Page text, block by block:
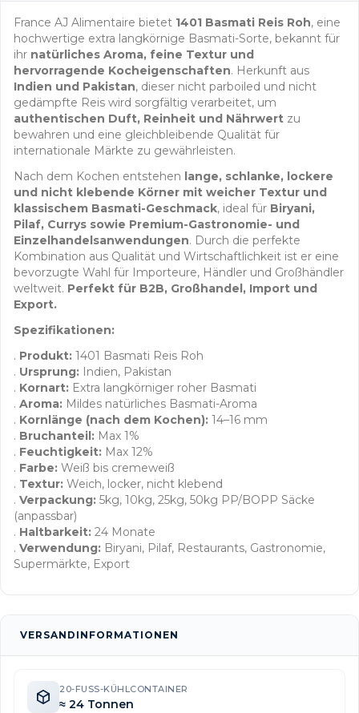
France AJ Alimentaire bietet 1401 Basmati Reis Roh, eine
hochwertige extra langkörnige Basmati-Sorte, bekannt für
ihr natürliches Aroma, feine Textur und
hervorragende Kocheigenschaften. Herkunft aus
Indien und Pakistan, dieser nicht parboiled und nicht
gedämpfte Reis wird sorgfältig verarbeitet, um
authentischen Duft, Reinheit und Nährwert zu
bewahren und eine gleichbleibende Qualität für
internationale Märkte zu gewährleisten.
Nach dem Kochen entstehen lange, schlanke, lockere
und nicht klebende Körner mit weicher Textur und
klassischem Basmati-Geschmack, ideal für Biryani,
Pilaf, Currys sowie Premium-Gastronomie- und
Einzelhandelsanwendungen. Durch die perfekte
Kombination aus Qualität und Wirtschaftlichkeit ist er eine
bevorzugte Wahl für Importeure, Händler und Großhändler
weltweit. Perfekt für B2B, Großhandel, Import und
Export.
Spezifikationen:
. Produkt: 1401 Basmati Reis Roh
. Ursprung: Indien, Pakistan
. Kornart: Extra langkörniger roher Basmati
. Aroma: Mildes natürliches Basmati-Aroma
. Kornlänge (nach dem Kochen): 14–16 mm
. Bruchanteil: Max 1%
. Feuchtigkeit: Max 12%
. Farbe: Weiß bis cremeweiß
. Textur: Weich, locker, nicht klebend
. Verpackung: 5kg, 10kg, 25kg, 50kg PP/BOPP Säcke
(anpassbar)
. Haltbarkeit: 24 Monate
. Verwendung: Biryani, Pilaf, Restaurants, Gastronomie,
Supermärkte, Export
VERSANDINFORMATIONEN
20-FUSS-KÜHLCONTAINER
≈ 24 Tonnen